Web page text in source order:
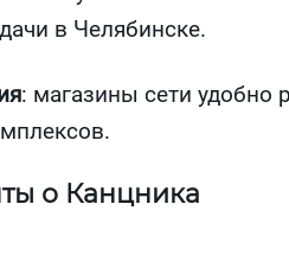
в Челябинске.
: магазины сети удобно
о Канцника